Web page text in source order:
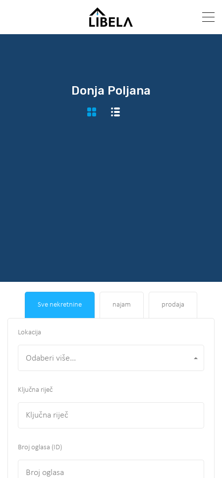
Donja Poljana
Sve nekretnine najam prodaja
Lokacija
Odaberi više...
Ključna riječ
Broj oglasa (ID)